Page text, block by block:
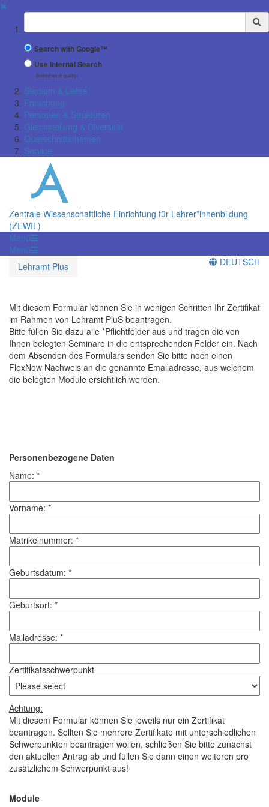
✖
Suchbegriff
Search with Google™
Use Internal Search
(limited result quality)
Studium & Lehre
Forschung
Personen & Strukturen
Gleichstellung & Diversität
Querschnittsthemen
Service
Zentrale Wissenschaftliche Einrichtung für Lehrer*innenbildung
(ZEWIL)
Menü
Menü
Lehramt Plus
DEUTSCH
Mit diesem Formular können Sie in wenigen Schritten Ihr Zertifikat
im Rahmen von Lehramt PluS beantragen.
Bitte füllen Sie dazu alle *Pflichtfelder aus und tragen die von
Ihnen belegten Seminare in die entsprechenden Felder ein. Nach
dem Absenden des Formulars senden Sie bitte noch einen
FlexNow Nachweis an die genannte Emailadresse, aus welchem
die belegten Module ersichtlich werden.
Personenbezogene Daten
Name: *
Vorname: *
Matrikelnummer: *
Geburtsdatum: *
Geburtsort: *
Mailadresse: *
Zertifikatsschwerpunkt
Achtung:
Mit diesem Formular können Sie jeweils nur ein Zertifikat
beantragen. Sollten Sie mehrere Zertifikate mit unterschiedlichen
Schwerpunkten beantragen wollen, schließen Sie bitte zunächst
den aktuellen Antrag ab und füllen Sie dann einen weiteren pro
zusätzlichem Schwerpunkt aus!
Module